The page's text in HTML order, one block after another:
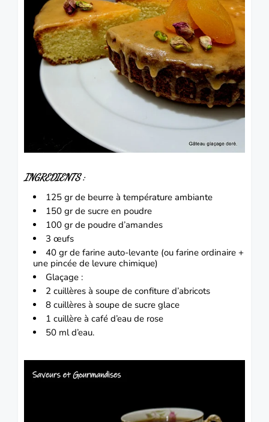
INGREDIENTS :
125 gr de beurre à température ambiante
150 gr de sucre en poudre
100 gr de poudre d’amandes
3 œufs
40 gr de farine auto-levante (ou farine ordinaire +
une pincée de levure chimique)
Glaçage :
2 cuillères à soupe de confiture d’abricots
8 cuillères à soupe de sucre glace
1 cuillère à café d’eau de rose
50 ml d’eau.